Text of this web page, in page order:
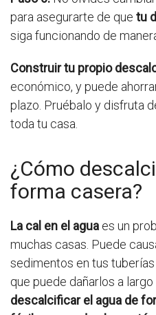
para asegurarte de que tu
siga funcionando de
Construir tu propio
económico, y puede
plazo. Pruébalo y disfruta
toda tu casa.
¿Cómo
forma casera?
La cal en el agua es un
muchas casas. Puede
sedimentos en tus
que puede dañarlos a largo
descalcificar el agua de